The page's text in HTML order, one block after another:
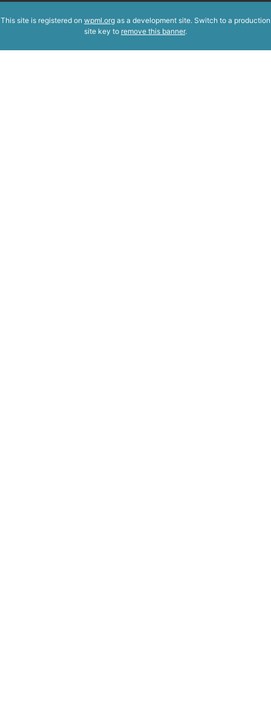
This site is registered on wpml.org as a development site. Switch to a production
site key to remove this banner.